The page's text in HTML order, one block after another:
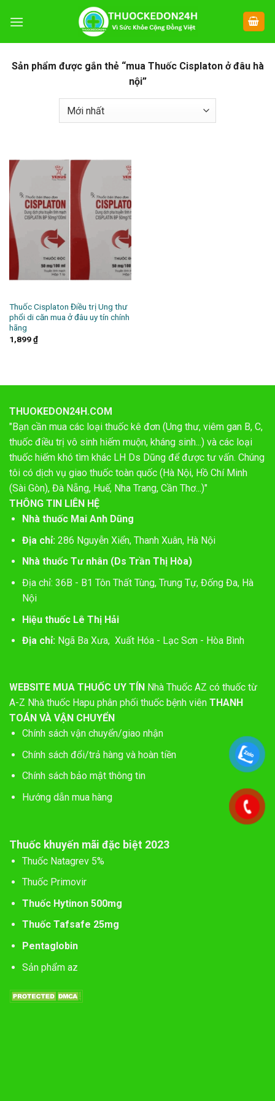
đến
Sản phẩm được gắn thẻ “mua Thuốc Cisplaton ở đâu hà
nội”
Thuốc Cisplaton Điều trị Ung thư
phổi di căn mua ở đâu uy tín chính
hãng
1,899₫
THUOKEDON24H.COM
"Bạn cần mua các loại thuốc kê đơn (Ung thư, viêm gan B, C,
thuốc điều trị vô sinh hiếm muộn, kháng sinh...) và các loại
thuốc hiếm khó tìm khác LH Ds Dũng để được tư vấn. Chúng
tôi có dịch vụ giao thuốc toàn quốc (Hà Nội, Hồ Chí Minh
(Sài Gòn), Đà Nẵng, Huế, Nha Trang, Cần Thơ...)"
THÔNG TIN LIÊN HỆ
Nhà thuốc Mai Anh Dũng
Địa chỉ:286 Nguyễn Xiển, Thanh Xuân, Hà Nội
Nhà thuốc Tư nhân (Ds Trần Thị Hòa)
Địa chỉ: 36B - B1 Tôn Thất Tùng, Trung Tự, Đống Đa, Hà
Nội
Hiệu thuốc Lê Thị Hải
Địa chỉ: Ngã Ba Xưa, Xuất Hóa - Lạc Sơn - Hòa Bình
WEBSITE MUA THUỐC UY TÍN Nhà Thuốc AZ có thuốc từ
A-Z Nhà thuốc Hapu phân phối thuốc bệnh viên THANH
TOÁN VÀ VẬN CHUYỂN
Chính sách vận chuyển/giao nhận
Chính sách đổi/trả hàng và hoàn tiền
Chính sách bảo mật thông tin
Hướng dẫn mua hàng
Thuốc khuyến mãi đặc biệt 2023
Thuốc Natagrev 5%
Thuốc Primovir
Thuốc Hytinon 500mg
Thuốc Tafsafe 25mg
Pentaglobin
Sản phẩm az